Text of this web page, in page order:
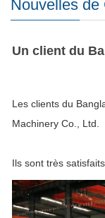
Nouvelles de
Un client du
Les clients du
Machinery Co., Ltd.
Ils sont très